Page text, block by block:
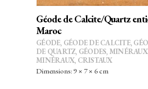
Géode de Calcite/Quartz
Maroc
GÉODE, GÉODE DE CALCITE,
DE QUARTZ, GÉODES, MINÉRAUX
MINÉRAUX, CRISTAUX
Dimensions: 9 × 7 × 6 cm